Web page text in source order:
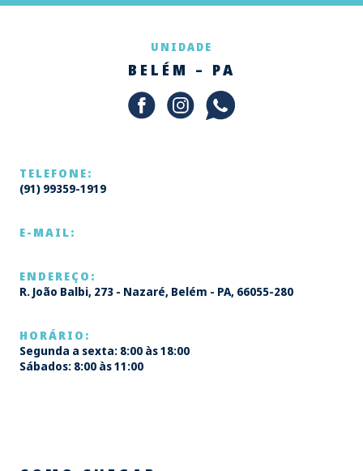
UNIDADE
BELÉM – PA
TELEFONE:
(91) 99359-1919
E-MAIL:
ENDEREÇO:
R. João Balbi, 273 - Nazaré, Belém - PA, 66055-280
HORÁRIO:
Segunda a sexta: 8:00 às 18:00
Sábados: 8:00 às 11:00